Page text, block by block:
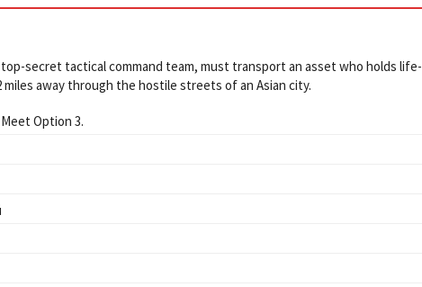
secret tactical command team, must transport an asset who holds life-
away through the hostile streets of an Asian city.
Option 3.